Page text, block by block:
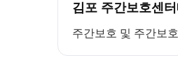
김포 주간보호센
주간보호 및 주간보